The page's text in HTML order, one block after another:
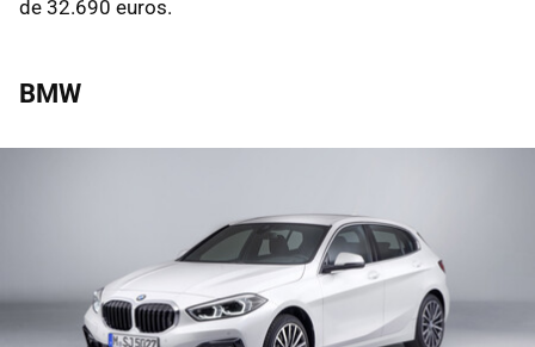
de 32.690 euros.
BMW